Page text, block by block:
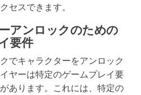
セスできます。
アンロックのための
要件
でキャラクターをアンロック
ヤーは特定のゲームプレイ要
あります。これには、特定の